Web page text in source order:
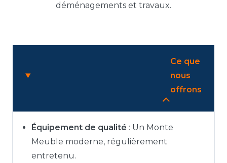
déménagements et travaux.
Ce que
nous
offrons
Équipement de qualité : Un Monte
Meuble moderne, régulièrement
entretenu.